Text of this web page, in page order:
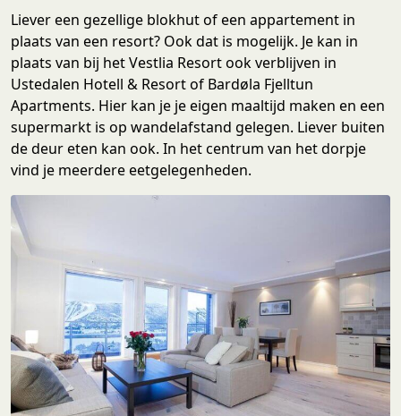
Liever een gezellige blokhut of een appartement in
plaats van een resort? Ook dat is mogelijk. Je kan in
plaats van bij het Vestlia Resort ook verblijven in
Ustedalen Hotell & Resort of Bardøla Fjelltun
Apartments. Hier kan je je eigen maaltijd maken en een
supermarkt is op wandelafstand gelegen. Liever buiten
de deur eten kan ook. In het centrum van het dorpje
vind je meerdere eetgelegenheden.